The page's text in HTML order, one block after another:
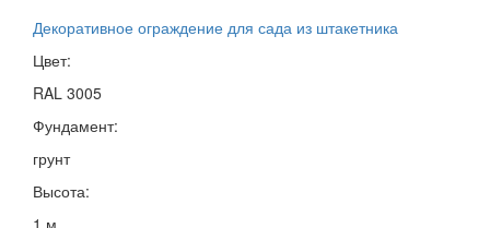
Декоративное ограждение для сада из штакетника
Цвет:
RAL 3005
Фундамент:
грунт
Высота:
1 м